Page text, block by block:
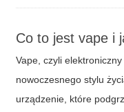
Co to jest vape i
Vape, czyli
nowoczesnego stylu
urządzenie, które